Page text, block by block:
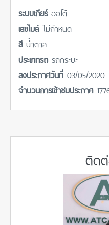
ระบบเกียร์ ออโต้
เลขไมล์ ไม่กำหนด
สี น้ำตาล
ประเภทรถ รถกระบะ
ลงประกาศวันที่ 03/05/2020
จำนวนการเข้าชมประกาศ
ติด